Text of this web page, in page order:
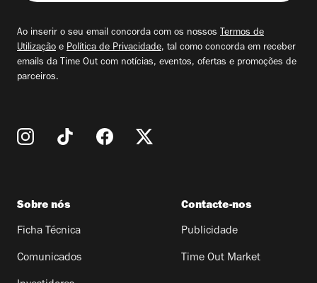
seu
Ao inserir o seu email concorda com os nossos Termos de
Utilização e Política de Privacidade, tal como concorda em receber
emails da Time Out com notícias, eventos, ofertas e promoções de
parceiros.
Sobre nós
Ficha Técnica
Comunicados
Contacte-nos
Publicidade
Time Out Market